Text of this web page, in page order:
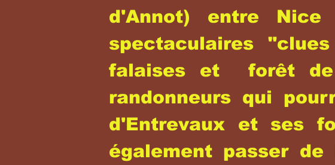
d'Annot) entre
spectaculaires
falaises et forêt de
randonneurs qui
d'Entrevaux et ses
également passer